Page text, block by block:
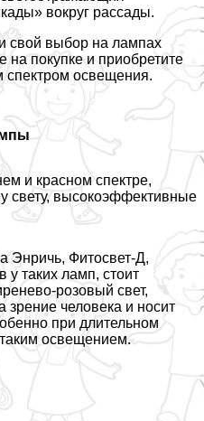
вокруг рассады.
свой выбор на лампах
на покупке и приобретите
спектром освещения.
и красном спектре,
свету, высокоэффективные
Энричь, Фитосвет-Д,
у таких ламп, стоит
розовый свет,
зрение человека и носит
при длительном
освещением.